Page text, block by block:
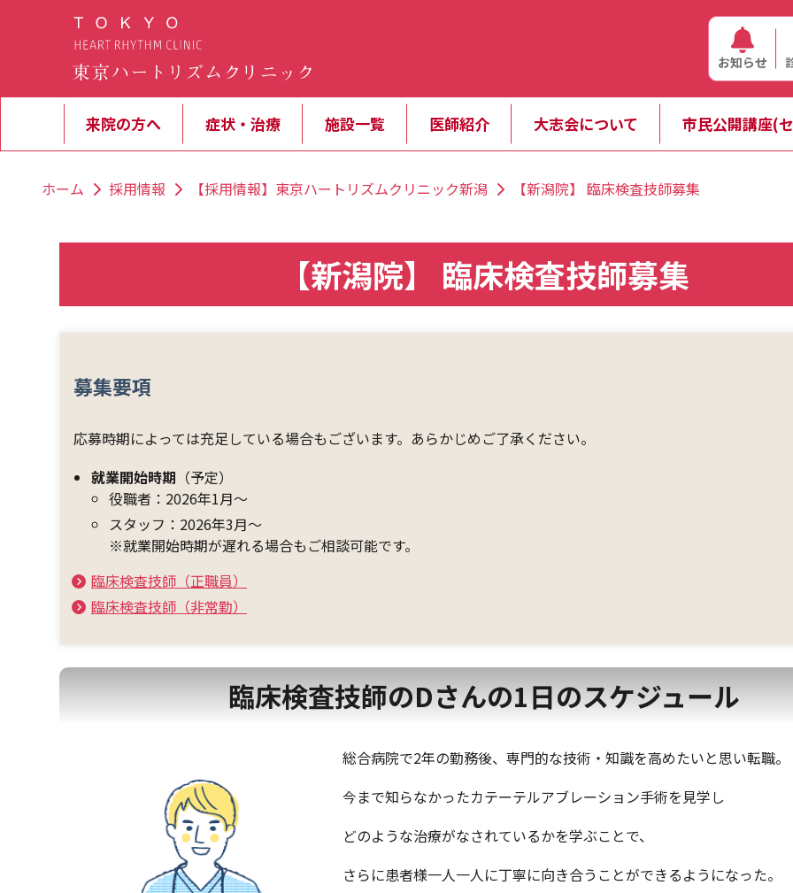
お知らせ
来院の方へ 症状・治療 施設一覧 医師紹介 大志会について 市民公開講座(
ホーム 採用情報 【採用情報】東京ハートリズムクリニック新潟 【新潟院】 臨床検査技師募集
【新潟院】 臨床検査技師募集
募集要項
応募時期によっては充足している場合もございます。あらかじめご了承ください。
就業開始時期 （予定）
役職者：2026年1月～
スタッフ：2026年3月～
※就業開始時期が遅れる場合もご相談可能です。
臨床検査技師（正職員）
臨床検査技師（非常勤）
臨床検査技師のDさんの1日のスケジュール
総合病院で2年の勤務後、専門的な技術・知識を高めたいと思い転職。
今まで知らなかったカテーテルアブレーション手術を見学し
どのような治療がなされているかを学ぶことで、
さらに患者様一人一人に丁寧に向き合うことができるようになった。